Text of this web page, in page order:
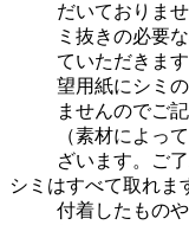
だいておりま
ミ抜きの必要
ていただきま
望用紙にシミ
ませんのでご
（素材によっ
ざいます。ご
シミはすべて取れま
付着したもの